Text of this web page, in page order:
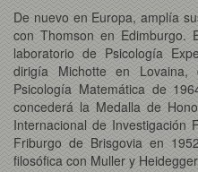
De nuevo en Europa, amplía
con Thomson en
laboratorio de Psicología
dirigía Michotte en
Psicología Matemática de
concederá la Medalla de
Internacional de Investigación
Friburgo de Brisgovia en
filosófica con Muller y